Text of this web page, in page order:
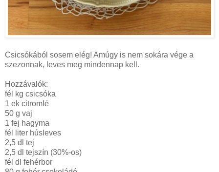
Csicsókából sosem elég! Amúgy is nem sokára vége a
szezonnak, leves meg mindennap kell.
Hozzávalók:
fél kg csicsóka
1 ek citromlé
50 g vaj
1 fej hagyma
fél liter húsleves
2,5 dl tej
2,5 dl tejszín (30%-os)
fél dl fehérbor